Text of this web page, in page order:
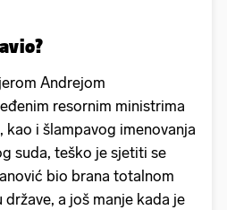
Andrejom
resornim ministrima
kao i šlampavog imenovanja
suda, teško je sjetiti se
bio brana totalnom
a još manje kada je